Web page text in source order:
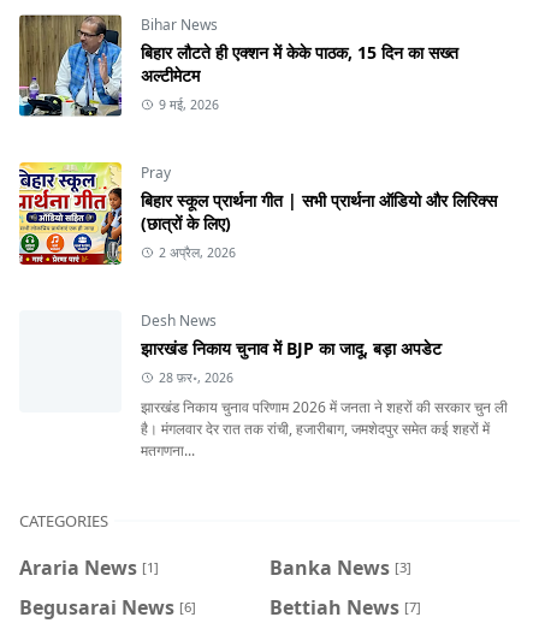
Bihar News
बिहार लौटते ही एक्शन में केके पाठक, 15 दिन का सख्त
अल्टीमेटम
9 मई, 2026
Pray
बिहार स्कूल प्रार्थना गीत | सभी प्रार्थना ऑडियो और लिरिक्स
(छात्रों के लिए)
2 अप्रैल, 2026
Desh News
झारखंड निकाय चुनाव में BJP का जादू, बड़ा अपडेट
28 फ़र॰, 2026
झारखंड निकाय चुनाव परिणाम 2026 में जनता ने शहरों की सरकार चुन ली
है। मंगलवार देर रात तक रांची, हजारीबाग, जमशेदपुर समेत कई शहरों में
मतगणना...
CATEGORIES
Araria News [1] Banka News [3]
Begusarai News [6] Bettiah News [7]